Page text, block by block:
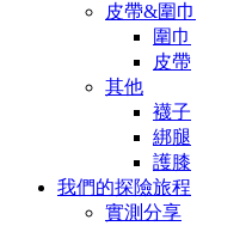
皮帶&圍巾
圍巾
皮帶
其他
襪子
綁腿
護膝
我們的探險旅程
實測分享